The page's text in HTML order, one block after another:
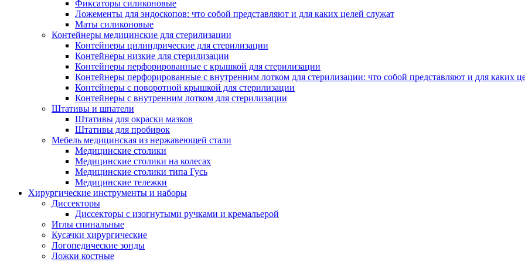
Фиксаторы силиконовые
Ложементы для эндоскопов: что собой представляют и для каких целей служат
Маты силиконовые
Контейнеры медицинские для стерилизации
Контейнеры цилиндрические для стерилизации
Контейнеры низкие для стерилизации
Контейнеры перфорированные с крышкой для стерилизации
Контейнеры перфорированные с внутренним лотком для стерилизации: что собой представляют и для каких
Контейнеры с поворотной крышкой для стерилизации
Контейнеры с внутренним лотком для стерилизации
Штативы и шпатели
Штативы для окраски мазков
Штативы для пробирок
Мебель медицинская из нержавеющей стали
Медицинские столики
Медицинские столики на колесах
Медицинские столики типа Гусь
Медицинские тележки
Хирургические инструменты и наборы
Диссекторы
Диссекторы с изогнутыми ручками и кремальерой
Иглы спинальные
Кусачки хирургические
Логопедические зонды
Ложки костные